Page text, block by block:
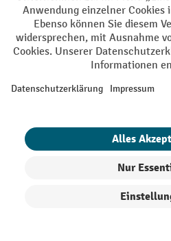
Mit einem Klick auf
Werbung von Jungheinrich
Newsletter zu
Nähere Informationen zur
Top Kategorien